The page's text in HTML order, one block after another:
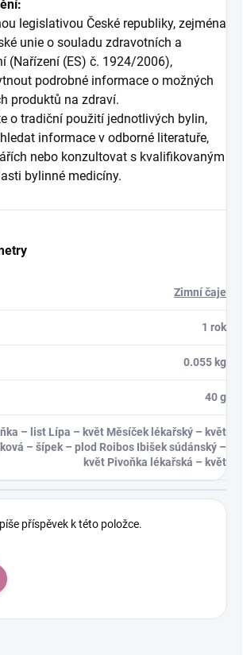
legislativou České republiky, zejména
unie o souladu zdravotních a
(Nařízení (ES) č. 1924/2006),
podrobné informace o možných
produktů na zdraví.
o tradiční použití jednotlivých bylin,
informace v odborné literatuře,
nebo konzultovat s kvalifikovaným
bylinné medicíny.
Zimní čaje
1 rok
0.055 kg
40 g
– list Lípa – květ Měsíček lékařský – květ
– šípek – plod Roibos Ibišek súdánský –
květ Pivoňka lékařská – květ
příspěvek k této položce.